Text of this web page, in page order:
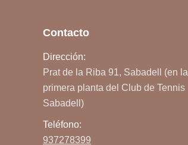
Contacto
Dirección:
Prat de la Riba 91, Sabadell (en la
primera planta del Club de Tennis
Sabadell)
Teléfono:
937278399